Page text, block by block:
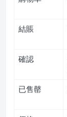
結賬
確認
已售罄